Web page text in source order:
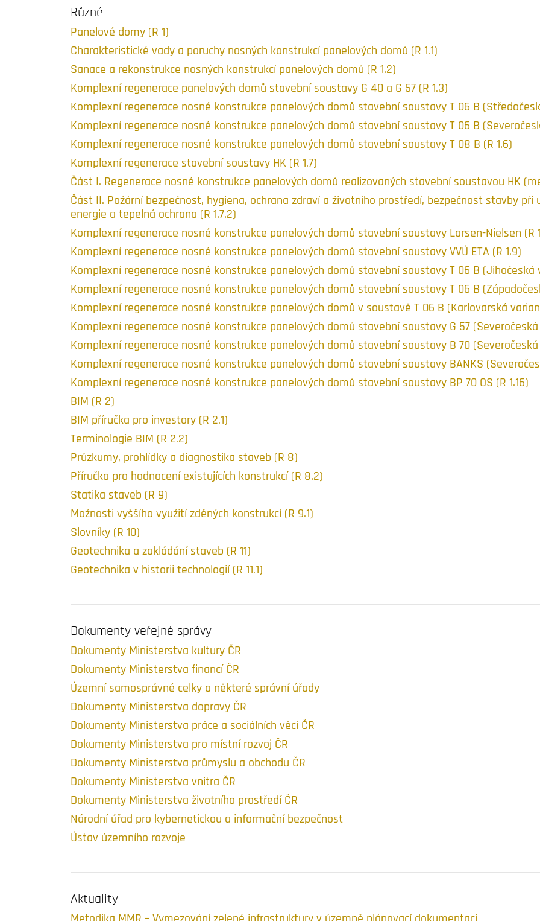
Různé
Panelové domy (R 1)
Charakteristické vady a poruchy nosných konstrukcí panelových domů (R 1.1)
Sanace a rekonstrukce nosných konstrukcí panelových domů (R 1.2)
Komplexní regenerace panelových domů stavební soustavy G 40 a G 57 (R 1.3)
Komplexní regenerace nosné konstrukce panelových domů stavební soustavy T 06 B
Komplexní regenerace nosné konstrukce panelových domů stavební soustavy T 06 B
Komplexní regenerace nosné konstrukce panelových domů stavební soustavy T 08 B (R 1.6)
Komplexní regenerace stavební soustavy HK (R 1.7)
Část I. Regenerace nosné konstrukce panelových domů realizovaných stavební soustavou HK
Část II. Požární bezpečnost, hygiena, ochrana zdraví a životního prostředí, bezpečnost stavby při
energie a tepelná ochrana (R 1.7.2)
Komplexní regenerace nosné konstrukce panelových domů stavební soustavy Larsen-Nielsen (R
Komplexní regenerace nosné konstrukce panelových domů stavební soustavy VVÚ ETA (R 1.9)
Komplexní regenerace nosné konstrukce panelových domů stavební soustavy T 06 B (Jihočeská
Komplexní regenerace nosné konstrukce panelových domů stavební soustavy T 06 B
Komplexní regenerace nosné konstrukce panelových domů v soustavě T 06 B (Karlovarská
Komplexní regenerace nosné konstrukce panelových domů stavební soustavy G 57 (Severočeská
Komplexní regenerace nosné konstrukce panelových domů stavební soustavy B 70 (Severočeská
Komplexní regenerace nosné konstrukce panelových domů stavební soustavy BANKS
Komplexní regenerace nosné konstrukce panelových domů stavební soustavy BP 70 OS (R 1.16)
BIM (R 2)
BIM příručka pro investory (R 2.1)
Terminologie BIM (R 2.2)
Průzkumy, prohlídky a diagnostika staveb (R 8)
Příručka pro hodnocení existujících konstrukcí (R 8.2)
Statika staveb (R 9)
Možnosti vyššího využití zděných konstrukcí (R 9.1)
Slovníky (R 10)
Geotechnika a zakládání staveb (R 11)
Geotechnika v historii technologií (R 11.1)
Dokumenty veřejné správy
Dokumenty Ministerstva kultury ČR
Dokumenty Ministerstva financí ČR
Územní samosprávné celky a některé správní úřady
Dokumenty Ministerstva dopravy ČR
Dokumenty Ministerstva práce a sociálních věcí ČR
Dokumenty Ministerstva pro místní rozvoj ČR
Dokumenty Ministerstva průmyslu a obchodu ČR
Dokumenty Ministerstva vnitra ČR
Dokumenty Ministerstva životního prostředí ČR
Národní úřad pro kybernetickou a informační bezpečnost
Ústav územního rozvoje
Aktuality